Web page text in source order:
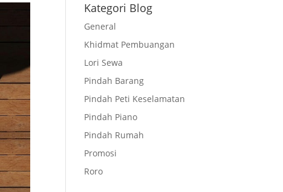
Kategori Blog
General
Khidmat Pembuangan
Lori Sewa
Pindah Barang
Pindah Peti Keselamatan
Pindah Piano
Pindah Rumah
Promosi
Roro